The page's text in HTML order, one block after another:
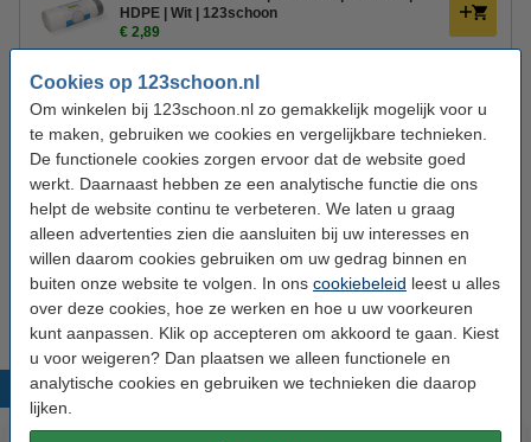
Cookies op 123schoon.nl
Om winkelen bij 123schoon.nl zo gemakkelijk mogelijk voor u
te maken, gebruiken we cookies en vergelijkbare technieken.
De functionele cookies zorgen ervoor dat de website goed
werkt. Daarnaast hebben ze een analytische functie die ons
helpt de website continu te verbeteren. We laten u graag
alleen advertenties zien die aansluiten bij uw interesses en
willen daarom cookies gebruiken om uw gedrag binnen en
buiten onze website te volgen. In ons cookiebeleid leest u alles
over deze cookies, hoe ze werken en hoe u uw voorkeuren
kunt aanpassen. Klik op accepteren om akkoord te gaan. Kiest
u voor weigeren? Dan plaatsen we alleen functionele en
analytische cookies en gebruiken we technieken die daarop
lijken.
HDPE | Wit | 123schoon
€ 2,89
Aanbieding: 20x Vuilniszakken 35 liter |
€ 49,50
Bin Brite stick-on vuilnisbak verfrisser |
Citronella en citroengras (2 stuks)
€ 2,99
Bin Brite vuilnisbak verfrisser | Citronella &
citroengras (500 gram)
€ 3,49
Populaire producten